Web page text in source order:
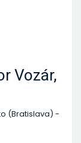
Vozár,
(Bratislava) -